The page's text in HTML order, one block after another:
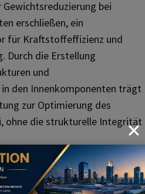
bei
erschließen, ein
für Kraftstoffeffizienz und
Durch die Erstellung
und
den Innenkomponenten trägt
zur Optimierung des
ohne die strukturelle Integrität